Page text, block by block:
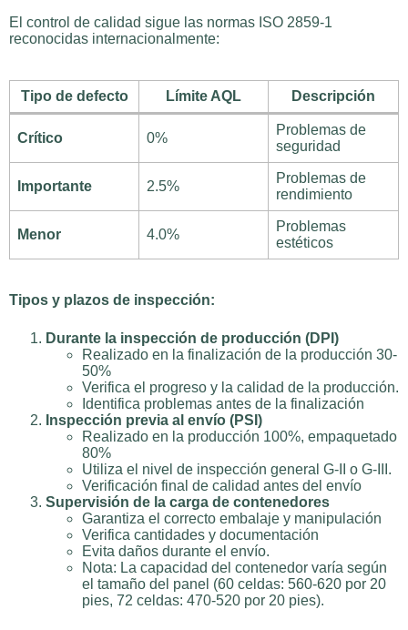
El control de calidad sigue las normas ISO 2859-1
reconocidas internacionalmente:
Tipo de defecto Límite AQL Descripción
Crítico 0%
Problemas de
seguridad
Importante 2.5%
Problemas de
rendimiento
Menor 4.0%
Problemas
estéticos
Tipos y plazos de inspección:
Durante la inspección de producción (DPI)
Realizado en la finalización de la producción 30-
50%
Verifica el progreso y la calidad de la producción.
Identifica problemas antes de la finalización
Inspección previa al envío (PSI)
Realizado en la producción 100%, empaquetado
80%
Utiliza el nivel de inspección general G-II o G-III.
Verificación final de calidad antes del envío
Supervisión de la carga de contenedores
Garantiza el correcto embalaje y manipulación
Verifica cantidades y documentación
Evita daños durante el envío.
Nota: La capacidad del contenedor varía según
el tamaño del panel (60 celdas: 560-620 por 20
pies, 72 celdas: 470-520 por 20 pies).